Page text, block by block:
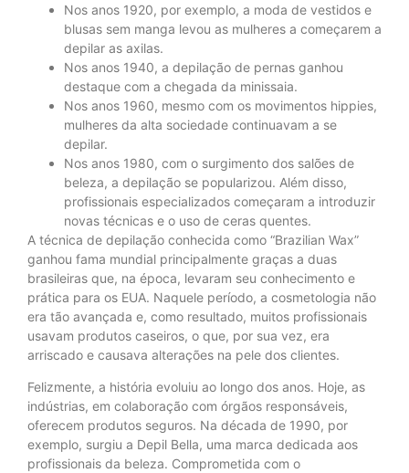
Nos anos 1920, por exemplo, a moda de vestidos e
blusas sem manga levou as mulheres a começarem a
depilar as axilas.
Nos anos 1940, a depilação de pernas ganhou
destaque com a chegada da minissaia.
Nos anos 1960, mesmo com os movimentos hippies,
mulheres da alta sociedade continuavam a se
depilar.
Nos anos 1980, com o surgimento dos salões de
beleza, a depilação se popularizou. Além disso,
profissionais especializados começaram a introduzir
novas técnicas e o uso de ceras quentes.
A técnica de depilação conhecida como “Brazilian Wax”
ganhou fama mundial principalmente graças a duas
brasileiras que, na época, levaram seu conhecimento e
prática para os EUA. Naquele período, a cosmetologia não
era tão avançada e, como resultado, muitos profissionais
usavam produtos caseiros, o que, por sua vez, era
arriscado e causava alterações na pele dos clientes.
Felizmente, a história evoluiu ao longo dos anos. Hoje, as
indústrias, em colaboração com órgãos responsáveis,
oferecem produtos seguros. Na década de 1990, por
exemplo, surgiu a Depil Bella, uma marca dedicada aos
profissionais da beleza. Comprometida com o